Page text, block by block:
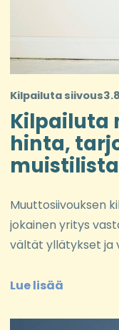
Kilpailuta siivous
Kilpailuta
hinta,
muistilista
Muuttosiivouksen
jokainen yritys
vältät yllätykset ja
Lue lisää